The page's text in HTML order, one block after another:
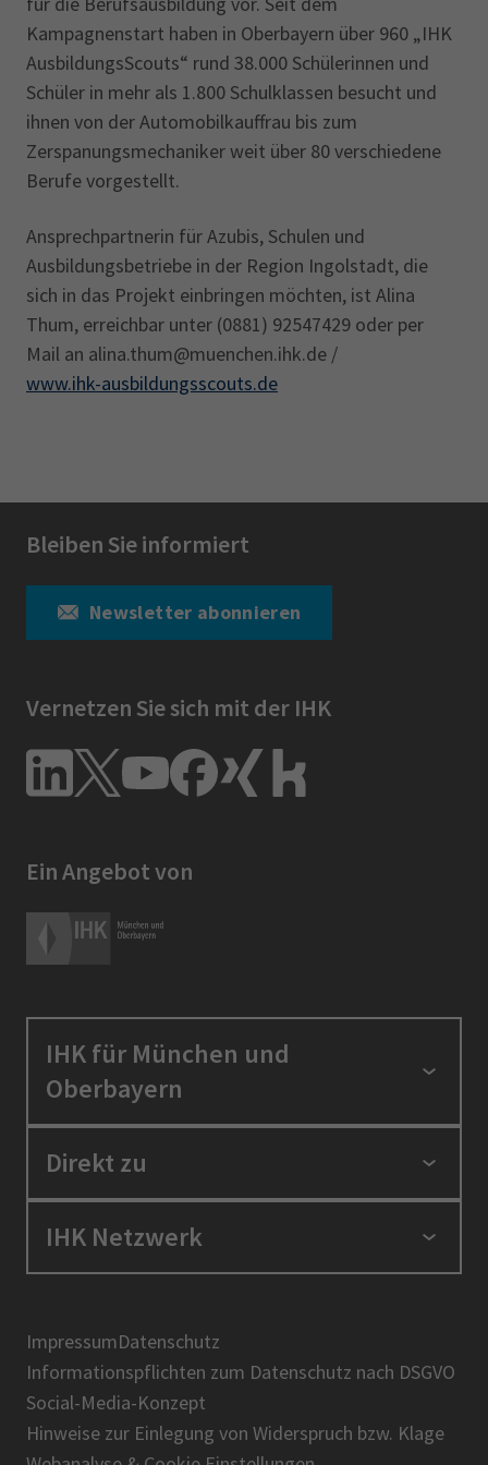
Kampagnenstart haben in Oberbayern über 960 „IHK
AusbildungsScouts“ rund 38.000 Schülerinnen und
Schüler in mehr als 1.800 Schul­klassen besucht und
ihnen von der Automobilkauffrau bis zum
Zerspanungs­mechaniker weit über 80 verschiedene
Berufe vorgestellt.
Ansprechpartnerin für Azubis, Schulen und
Ausbildungsbetriebe in der Region Ingolstadt, die
sich in das Projekt einbringen möchten, ist Alina
Thum, erreichbar unter (0881) 92547429 oder per
Mail an alina.thum@muenchen.ihk.de /
www.ihk-ausbildungsscouts.de
Bleiben Sie informiert
Newsletter abonnieren
Vernetzen Sie sich mit der IHK
Ein Angebot von
IHK für München und
Oberbayern
Standortpolitik
Berufszugang
Über uns
Direkt zu
Positionen
Presse
IHK-Magazin
IHK Netzwerk
BIHK
DIHK
AHK
IHK-Standortportal Bayern
ImpressumDatenschutz
Informationspflichten zum Datenschutz nach DSGVO
Social-Media-Konzept
Hinweise zur Einlegung von Widerspruch bzw. Klage